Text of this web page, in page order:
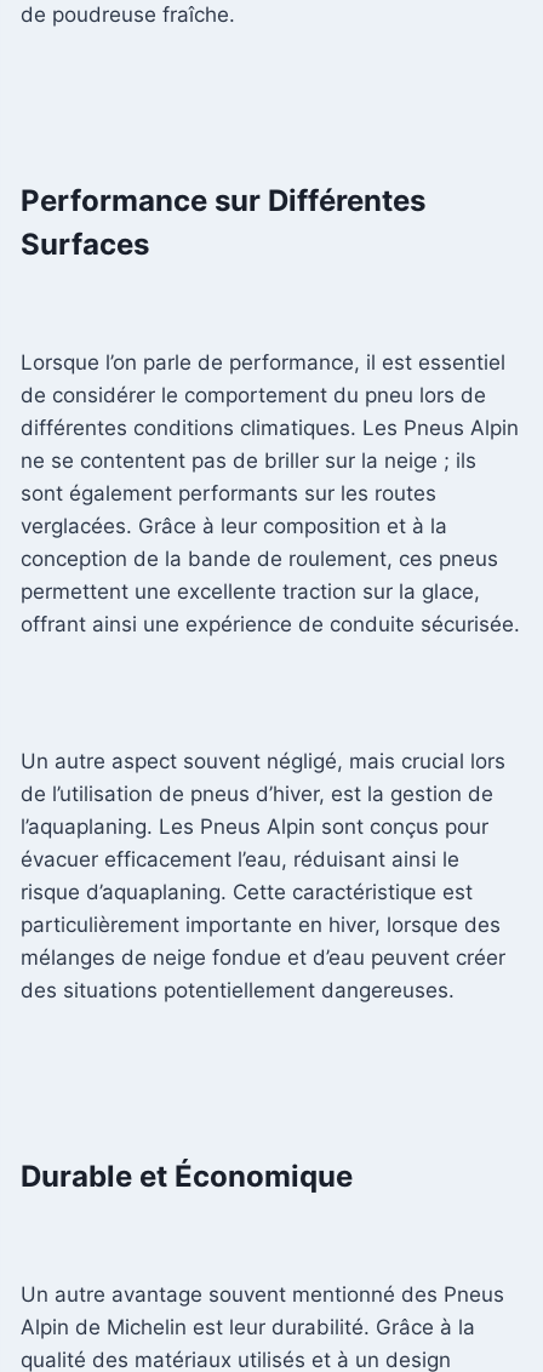
de poudreuse fraîche.
Performance sur Différentes
Surfaces
Lorsque l’on parle de performance, il est essentiel
de considérer le comportement du pneu lors de
différentes conditions climatiques. Les Pneus Alpin
ne se contentent pas de briller sur la neige ; ils
sont également performants sur les routes
verglacées. Grâce à leur composition et à la
conception de la bande de roulement, ces pneus
permettent une excellente traction sur la glace,
offrant ainsi une expérience de conduite sécurisée.
Un autre aspect souvent négligé, mais crucial lors
de l’utilisation de pneus d’hiver, est la gestion de
l’aquaplaning. Les Pneus Alpin sont conçus pour
évacuer efficacement l’eau, réduisant ainsi le
risque d’aquaplaning. Cette caractéristique est
particulièrement importante en hiver, lorsque des
mélanges de neige fondue et d’eau peuvent créer
des situations potentiellement dangereuses.
Durable et Économique
Un autre avantage souvent mentionné des Pneus
Alpin de Michelin est leur durabilité. Grâce à la
qualité des matériaux utilisés et à un design